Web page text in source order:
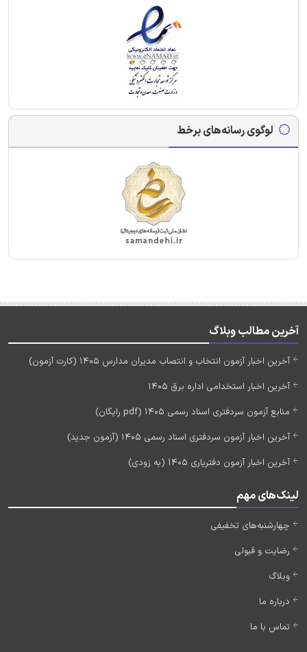
لوگوی رسانه‌های برخط
آخرین مطالب وبلاگ
آخرین اخبار آزمون انتخاب و انتصاب مدیران مدارس 1405 (کارت آزمون)
آخرین اخبار استخدامی اداره برق 1405
منابع آزمون سردفتری اسناد رسمی 1405 (pdf رایگان)
آخرین اخبار آزمون سردفتری اسناد رسمی 1405 (آزمون جدید)
آخرین اخبار آزمون دفتریاری 1405 (به زودی)
لینک‌های مهم
چهارشنبه‌های تخفیفی
رضایت و قبولی
وبلاگ
درباره ما
تماس با ما